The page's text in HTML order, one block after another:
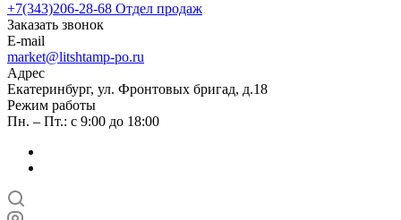
+7(343)206-28-68 Отдел продаж
Заказать звонок
E-mail
market@litshtamp-po.ru
Адрес
Екатеринбург, ул. Фронтовых бригад, д.18
Режим работы
Пн. – Пт.: с 9:00 до 18:00